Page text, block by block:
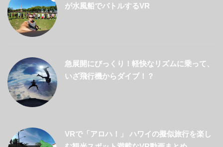
が水風船でバトルするVR
急展開にびっくり！軽快なリズムに乗って、
いざ飛行機からダイブ！？
VRで「アロハ！」 ハワイの擬似旅行を楽し